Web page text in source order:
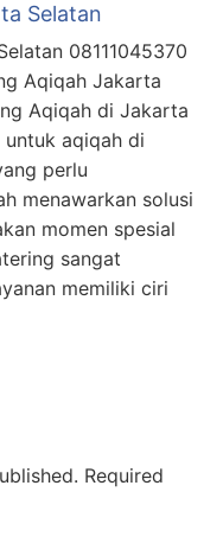
Selatan
08111045370
Aqiqah Jakarta
Aqiqah di Jakarta
untuk aqiqah di
perlu
menawarkan solusi
momen spesial
sangat
memiliki ciri
Required